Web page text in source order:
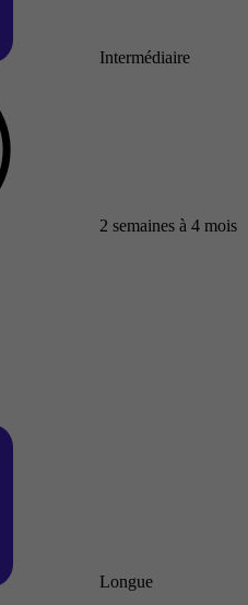
Intermédiaire
2 semaines à 4 mois
Longue